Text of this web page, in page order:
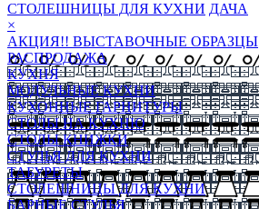
СТОЛЕШНИЦЫ ДЛЯ КУХНИ ДАЧА
×
АКЦИЯ!! ВЫСТАВОЧНЫЕ ОБРАЗЦЫ
РАСПРОДАЖА
КУХНЯ
МОДУЛЬНЫЕ КУХНИ
КУХОННЫЕ ГАРНИТУРЫ
СТОЛЫ НА КУХНЮ
СТОЛЫ КНИЖКИ
СТУЛЬЯ ДЛЯ КУХНИ
ТАБУРЕТЫ
СТОЛЕШНИЦЫ ДЛЯ КУХНИ
БАРНЫЕ СТУЛЬЯ